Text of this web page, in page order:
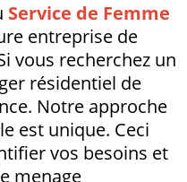
Service de Femme
entreprise de
vous recherchez un
résidentiel de
Notre approche
est unique. Ceci
vos besoins et
menage